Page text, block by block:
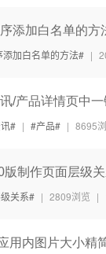
添加白名单的方
加白名单的方法
|
/产品详情页中一
| 产品 | 8695
版制作页面层级
关系 | 2809浏览 |
用内图片大小精